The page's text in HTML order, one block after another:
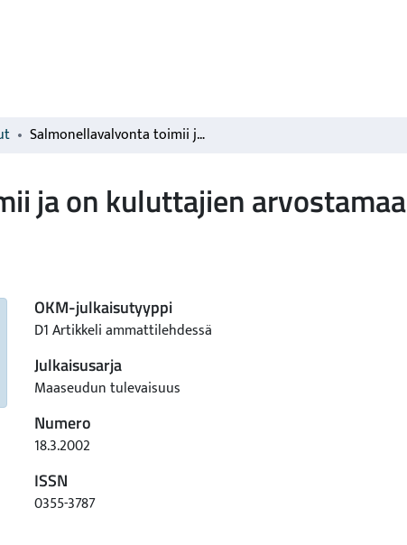
Salmonellavalvonta toimii ja on kuluttajien arvostamaa
ja on kuluttajien arvostamaa
OKM-julkaisutyyppi
D1 Artikkeli ammattilehdessä
Julkaisusarja
Maaseudun tulevaisuus
Numero
18.3.2002
ISSN
0355-3787